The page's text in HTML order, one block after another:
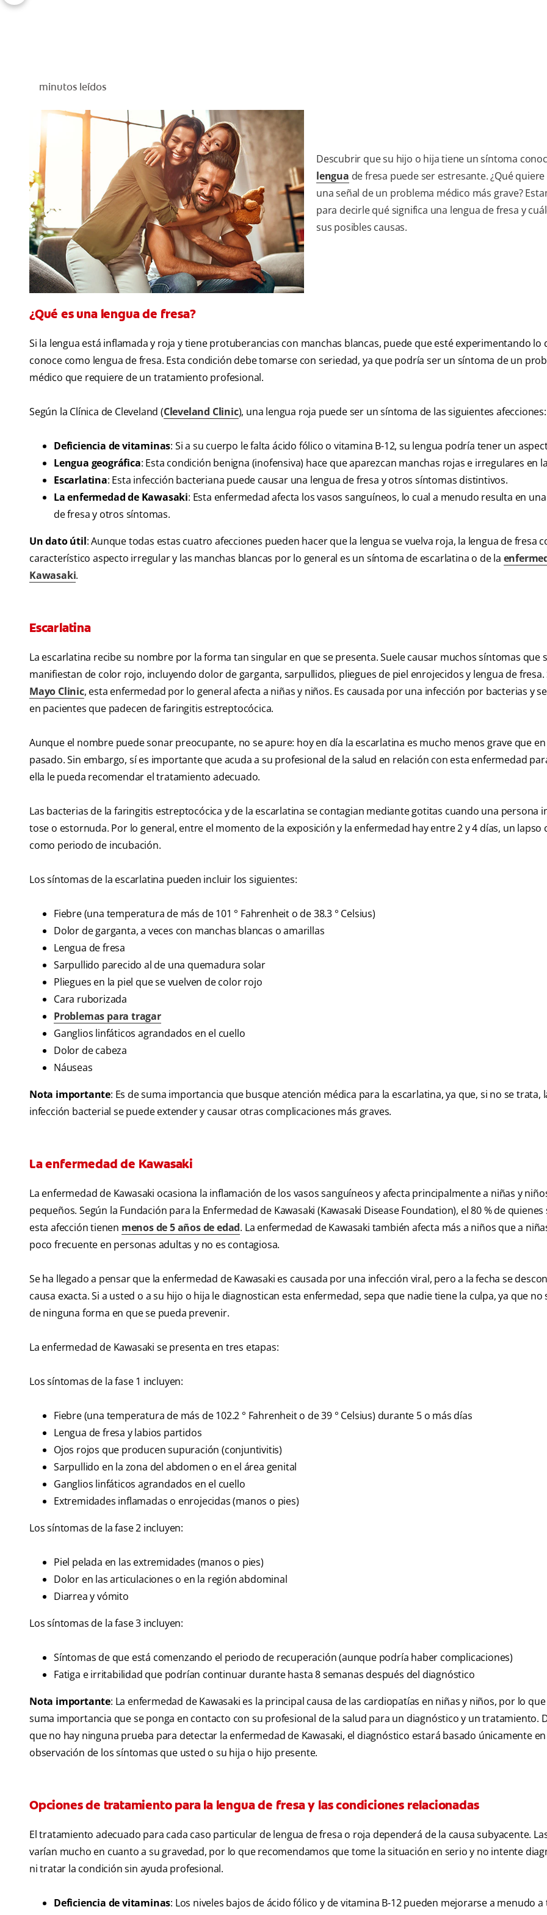
minutos leídos
Descubrir que su hijo o hija tiene un síntoma
lengua de fresa puede ser estresante. ¿Qué quiere
una señal de un problema médico más grave?
para decirle qué significa una lengua de fresa y
sus posibles causas.
¿Qué es una lengua de fresa?
Si la lengua está inflamada y roja y tiene protuberancias con manchas blancas, puede que esté experimentando lo
conoce como lengua de fresa. Esta condición debe tomarse con seriedad, ya que podría ser un síntoma de un
médico que requiere de un tratamiento profesional.
Según la Clínica de Cleveland (Cleveland Clinic), una lengua roja puede ser un síntoma de las siguientes afecciones:
Deficiencia de vitaminas: Si a su cuerpo le falta ácido fólico o vitamina B-12, su lengua podría tener un
Lengua geográfica: Esta condición benigna (inofensiva) hace que aparezcan manchas rojas e irregulares en
Escarlatina: Esta infección bacteriana puede causar una lengua de fresa y otros síntomas distintivos.
La enfermedad de Kawasaki: Esta enfermedad afecta los vasos sanguíneos, lo cual a menudo resulta en
de fresa y otros síntomas.
Un dato útil: Aunque todas estas cuatro afecciones pueden hacer que la lengua se vuelva roja, la lengua de fresa
característico aspecto irregular y las manchas blancas por lo general es un síntoma de escarlatina o de la
Kawasaki.
Escarlatina
La escarlatina recibe su nombre por la forma tan singular en que se presenta. Suele causar muchos síntomas que
manifiestan de color rojo, incluyendo dolor de garganta, sarpullidos, pliegues de piel enrojecidos y lengua de fresa.
Mayo Clinic, esta enfermedad por lo general afecta a niñas y niños. Es causada por una infección por bacterias y
en pacientes que padecen de faringitis estreptocócica.
Aunque el nombre puede sonar preocupante, no se apure: hoy en día la escarlatina es mucho menos grave que en
pasado. Sin embargo, sí es importante que acuda a su profesional de la salud en relación con esta enfermedad
ella le pueda recomendar el tratamiento adecuado.
Las bacterias de la faringitis estreptocócica y de la escarlatina se contagian mediante gotitas cuando una persona
tose o estornuda. Por lo general, entre el momento de la exposición y la enfermedad hay entre 2 y 4 días, un lapso
como periodo de incubación.
Los síntomas de la escarlatina pueden incluir los siguientes:
Fiebre (una temperatura de más de 101 ° Fahrenheit o de 38.3 ° Celsius)
Dolor de garganta, a veces con manchas blancas o amarillas
Lengua de fresa
Sarpullido parecido al de una quemadura solar
Pliegues en la piel que se vuelven de color rojo
Cara ruborizada
Problemas para tragar
Ganglios linfáticos agrandados en el cuello
Dolor de cabeza
Náuseas
Nota importante: Es de suma importancia que busque atención médica para la escarlatina, ya que, si no se trata,
infección bacterial se puede extender y causar otras complicaciones más graves.
La enfermedad de Kawasaki
La enfermedad de Kawasaki ocasiona la inflamación de los vasos sanguíneos y afecta principalmente a niñas y
pequeños. Según la Fundación para la Enfermedad de Kawasaki (Kawasaki Disease Foundation), el 80 % de
esta afección tienen menos de 5 años de edad. La enfermedad de Kawasaki también afecta más a niños que a
poco frecuente en personas adultas y no es contagiosa.
Se ha llegado a pensar que la enfermedad de Kawasaki es causada por una infección viral, pero a la fecha se
causa exacta. Si a usted o a su hijo o hija le diagnostican esta enfermedad, sepa que nadie tiene la culpa, ya que no
de ninguna forma en que se pueda prevenir.
La enfermedad de Kawasaki se presenta en tres etapas:
Los síntomas de la fase 1 incluyen:
Fiebre (una temperatura de más de 102.2 ° Fahrenheit o de 39 ° Celsius) durante 5 o más días
Lengua de fresa y labios partidos
Ojos rojos que producen supuración (conjuntivitis)
Sarpullido en la zona del abdomen o en el área genital
Ganglios linfáticos agrandados en el cuello
Extremidades inflamadas o enrojecidas (manos o pies)
Los síntomas de la fase 2 incluyen:
Piel pelada en las extremidades (manos o pies)
Dolor en las articulaciones o en la región abdominal
Diarrea y vómito
Los síntomas de la fase 3 incluyen:
Síntomas de que está comenzando el periodo de recuperación (aunque podría haber complicaciones)
Fatiga e irritabilidad que podrían continuar durante hasta 8 semanas después del diagnóstico
Nota importante: La enfermedad de Kawasaki es la principal causa de las cardiopatías en niñas y niños, por lo
suma importancia que se ponga en contacto con su profesional de la salud para un diagnóstico y un tratamiento.
que no hay ninguna prueba para detectar la enfermedad de Kawasaki, el diagnóstico estará basado únicamente
observación de los síntomas que usted o su hija o hijo presente.
Opciones de tratamiento para la lengua de fresa y las condiciones relacionadas
El tratamiento adecuado para cada caso particular de lengua de fresa o roja dependerá de la causa subyacente.
varían mucho en cuanto a su gravedad, por lo que recomendamos que tome la situación en serio y no intente
ni tratar la condición sin ayuda profesional.
Deficiencia de vitaminas: Los niveles bajos de ácido fólico y de vitamina B-12 pueden mejorarse a menudo a